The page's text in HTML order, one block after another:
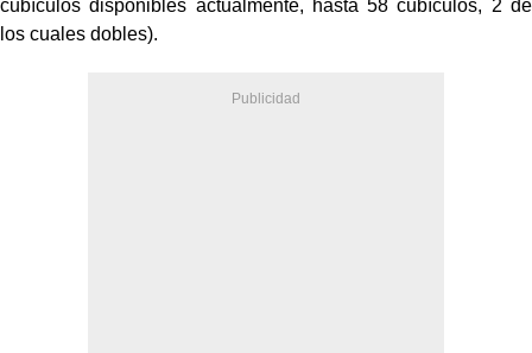
cubículos disponibles actualmente, hasta 58 cubículos, 2 de
los cuales dobles).